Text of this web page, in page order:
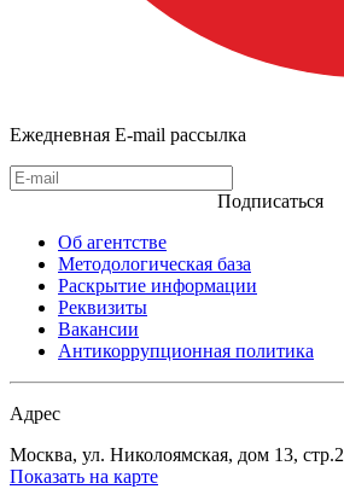
Ежедневная E-mail рассылка
Подписаться
Об агентстве
Методологическая база
Раскрытие информации
Реквизиты
Вакансии
Антикоррупционная политика
Адрес
Москва, ул. Николоямская, дом 13, стр.2
Показать на карте